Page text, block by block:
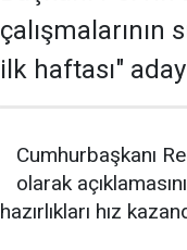
çalışmalarının
ilk haftası" aday
Cumhurbaşkanı
olarak
hazırlıkları hız